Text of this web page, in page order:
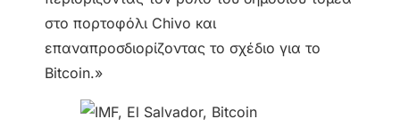
στο πορτοφόλι Chivo και
επαναπροσδιορίζοντας το σχέδιο για το
Bitcoin.»